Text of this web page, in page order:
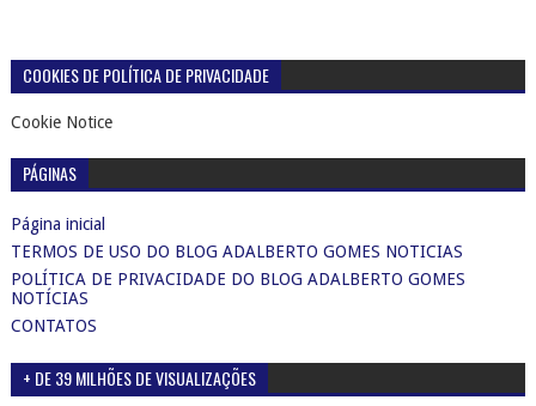
COOKIES DE POLÍTICA DE PRIVACIDADE
Cookie Notice
PÁGINAS
Página inicial
TERMOS DE USO DO BLOG ADALBERTO GOMES NOTICIAS
POLÍTICA DE PRIVACIDADE DO BLOG ADALBERTO GOMES
NOTÍCIAS
CONTATOS
+ DE 39 MILHÕES DE VISUALIZAÇÕES